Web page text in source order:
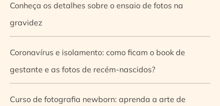
Conheça os detalhes sobre o ensaio de fotos na
gravidez
Coronavírus e isolamento: como ficam o book de
gestante e as fotos de recém-nascidos?
Curso de fotografia newborn: aprenda a arte de